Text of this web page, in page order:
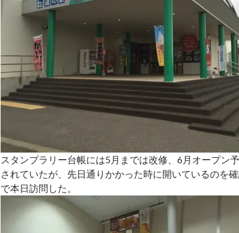
スタンプラリー台帳には5月までは改修、6月オープン
されていたが、先日通りかかった時に開いているのを
で本日訪問した。